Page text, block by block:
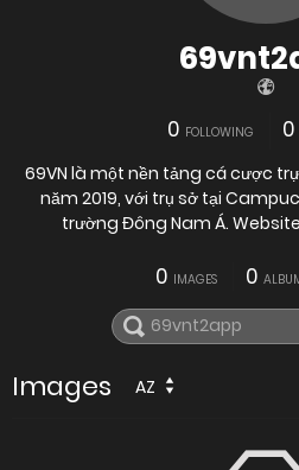
0 FOLLOWING 0
69VN là một nền tảng cá cược
năm 2019, với trụ sở tại
trường Đông Nam Á.
0 IMAGES 0
Images AZ